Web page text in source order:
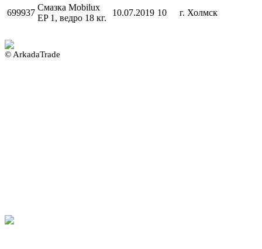
699937
Смазка Mobilux
EP 1, ведро 18 кг.
10.07.2019 10 г. Холмск
© ArkadaTrade